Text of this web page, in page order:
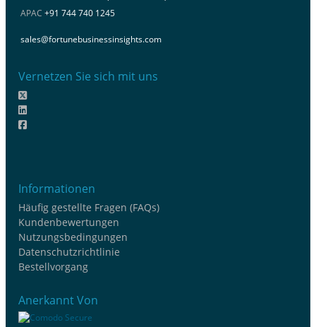
APAC +91 744 740 1245
sales@fortunebusinessinsights.com
Vernetzen Sie sich mit uns
Informationen
Häufig gestellte Fragen (FAQs)
Kundenbewertungen
Nutzungsbedingungen
Datenschutzrichtlinie
Bestellvorgang
Anerkannt Von